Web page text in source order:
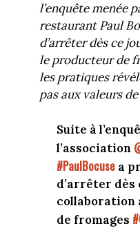
l’enquête menée
restaurant Paul
d’arrêter dès ce
le producteur de
les pratiques
pas aux valeurs
Suite à
l’association
#PaulBocuse a
d’arrêter dès
collaboration
de fromages